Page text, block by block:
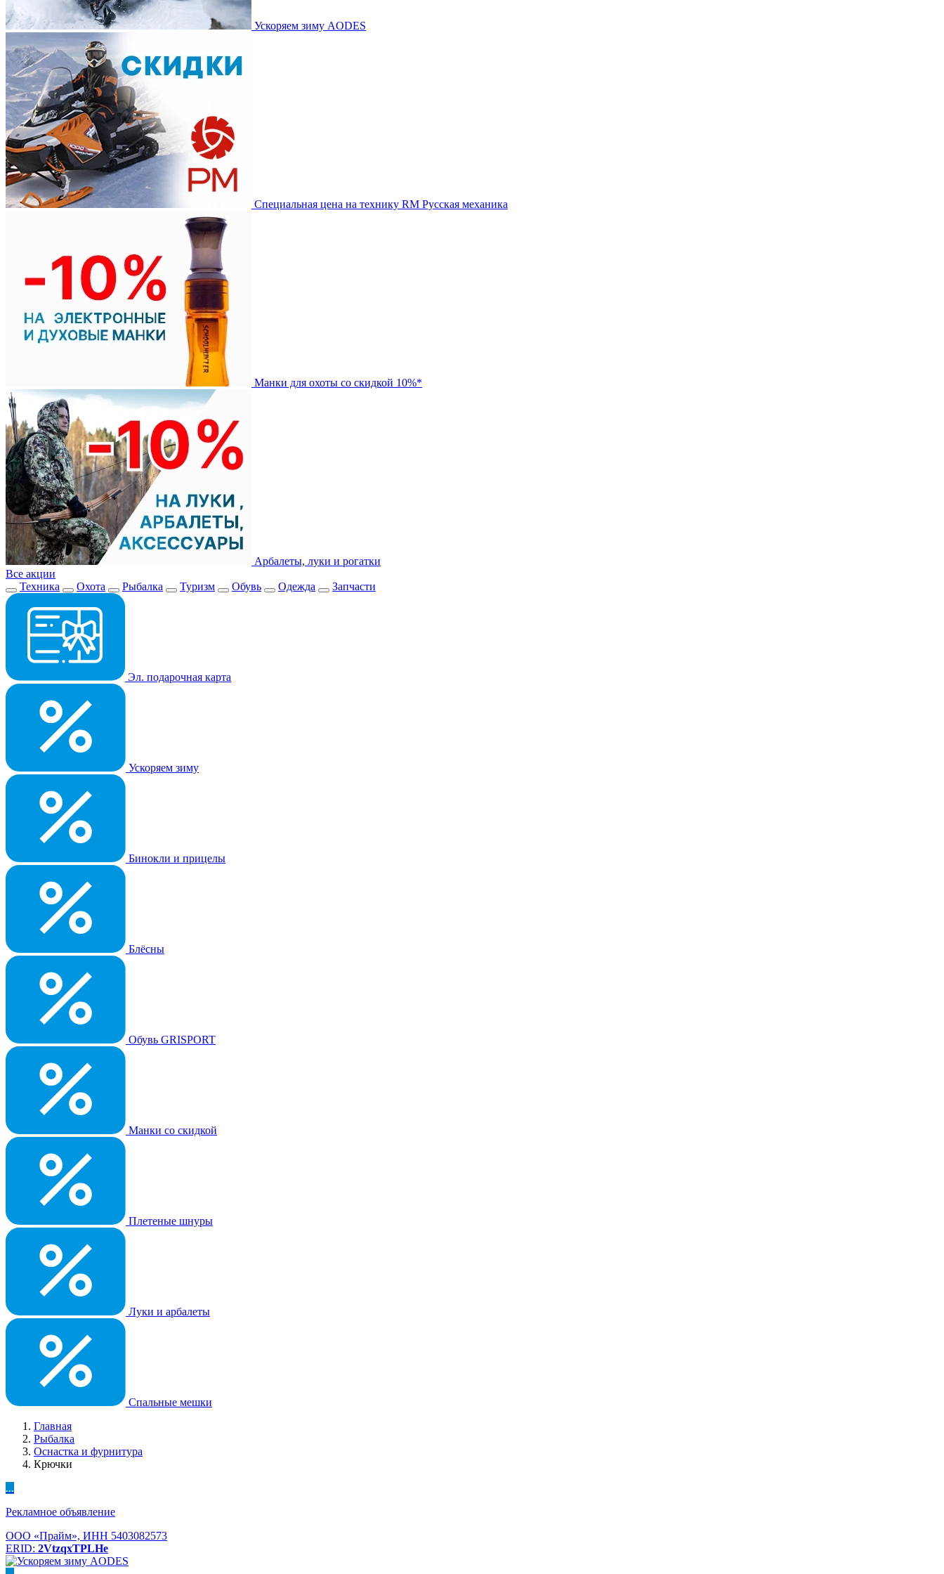
Ускоряем зиму AODES
Специальная цена на технику RM Русская механика
Манки для охоты со скидкой 10%*
Арбалеты, луки и рогатки
Все акции
Техника
Охота Рыбалка Туризм Обувь Одежда Запчасти
Эл. подарочная карта
Ускоряем зиму
Бинокли и прицелы
Блёсны
Обувь GRISPORT
Манки со скидкой
Плетеные шнуры
Луки и арбалеты
Спальные мешки
Главная
Рыбалка
Оснастка и фурнитура
Крючки
...
Рекламное объявление
ООО «Прайм», ИНН 5403082573
ERID: 2VtzqxTPLHe